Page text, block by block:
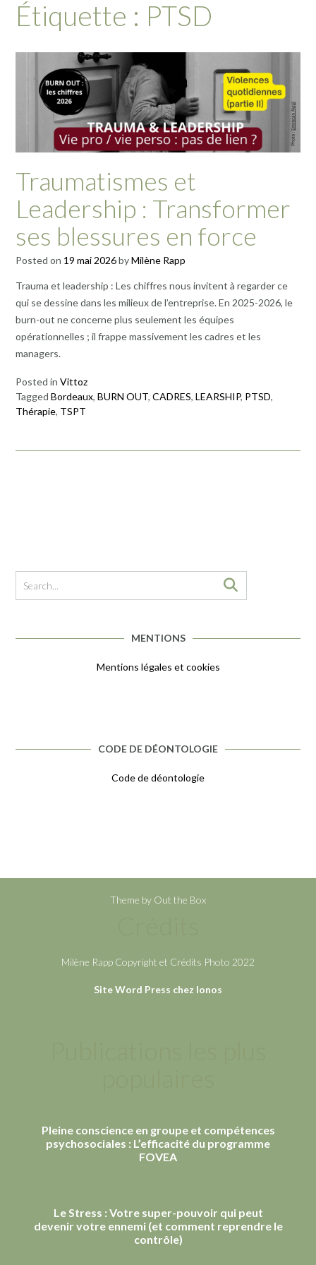
Étiquette : PTSD
Traumatismes et
Leadership : Transformer
ses blessures en force
Posted on 19 mai 2026byMilène Rapp
Trauma et leadership : Les chiffres nous invitent à regarder ce
qui se dessine dans les milieux de l’entreprise. En 2025-2026, le
burn-out ne concerne plus seulement les équipes
opérationnelles ; il frappe massivement les cadres et les
managers.
Posted in Vittoz
Tagged Bordeaux, BURN OUT, CADRES, LEARSHIP, PTSD,
Thérapie, TSPT
MENTIONS
Mentions légales et cookies
CODE DE DÉONTOLOGIE
Code de déontologie
Theme by Out the Box
Milène Rapp Copyright et Crédits Photo 2022
Site Word Press chez Ionos
Pleine conscience en groupe et compétences
psychosociales : L’efficacité du programme
FOVEA
Le Stress : Votre super-pouvoir qui peut
devenir votre ennemi (et comment reprendre le
contrôle)